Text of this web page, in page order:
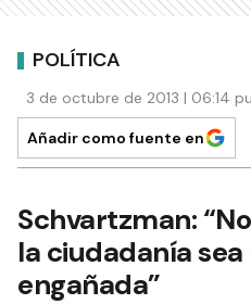
POLÍTICA
3 de octubre de 2013 | 06:14
Añadir como fuente en
Schvartzman:
la ciudadanía
engañada”